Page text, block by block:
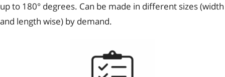
up to 180° degrees. Can be made in different sizes (width
and length wise) by demand.